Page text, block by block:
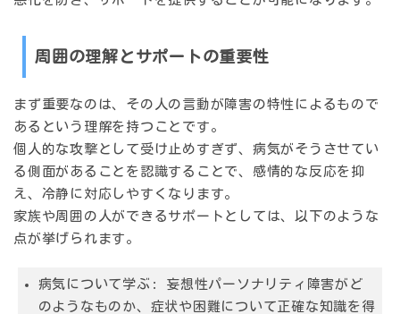
周囲の理解とサポートの重要性
まず重要なのは、 その人の言動が障害の特性によるもので
ある という理解を持つことです。
個人的な攻撃として受け止めすぎず、病気がそうさせてい
る側面があることを認識することで、感情的な反応を抑
え、冷静に対応しやすくなります。
家族や周囲の人ができるサポートとしては、以下のような
点が挙げられます。
病気について学ぶ: 妄想性パーソナリティ障害がど
のようなものか、症状や困難について正確な知識を得